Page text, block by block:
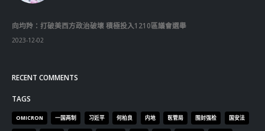
向均羚：打破美西方政治破壞 積極投入1210區議會選舉
2023-12-02
RECENT COMMENTS
TAGS
OMICRON 一国两制 习近平 何柏良 内地 医管局 围封强检 国安法